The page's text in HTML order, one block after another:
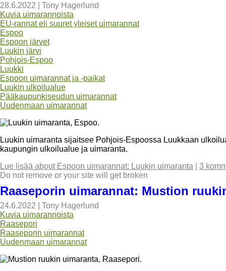
28.6.2022
Tony Hagerlund
Kuvia uimarannoista
EU-rannat eli suuret yleiset uimarannat
Espoo
Espoon järvet
Luukin järvi
Pohjois-Espoo
Luukki
Espoon uimarannat ja -paikat
Luukin ulkoilualue
Pääkaupunkiseudun uimarannat
Uudenmaan uimarannat
Luukin uimaranta sijaitsee Pohjois-Espoossa Luukkaan
kaupungin ulkoilualue ja uimaranta.
Lue lisää about Espoon uimarannat: Luukin uimaranta
3
Do not remove or your site will get broken
Raaseporin uimarannat: Mustion
24.6.2022
Tony Hagerlund
Kuvia uimarannoista
Raasepori
Raaseporin uimarannat
Uudenmaan uimarannat